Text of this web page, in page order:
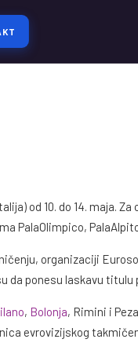
od 10. do 14. maja.
PalaOlimpico,
organizaciji
da ponesu laskavu
, Bolonja, Rimini i
evrovizijskog